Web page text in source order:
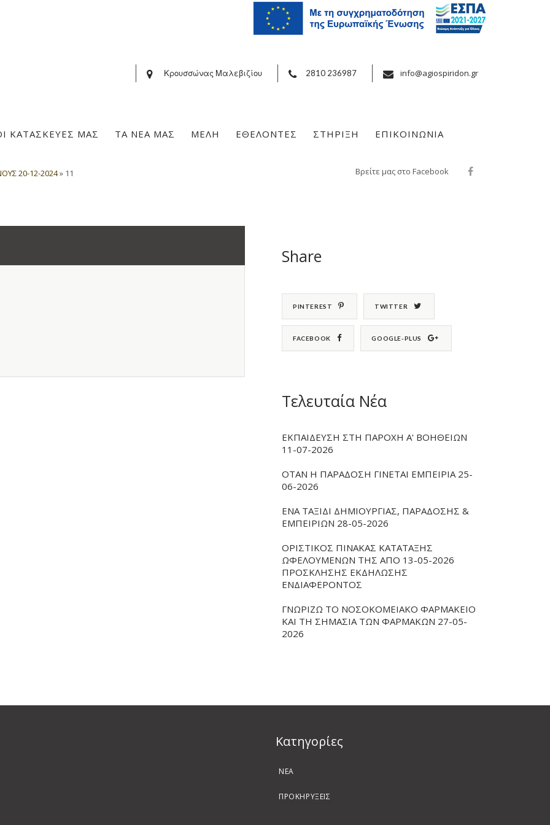
Κρουσσώνας Μαλεβιζίου 2810 236987 info@agiospiridon.gr
ΚΑΤΑΣΚΕΥΕΣ ΜΑΣ ΤΑ ΝΕΑ ΜΑΣ ΜΕΛΗ ΕΘΕΛΟΝΤΕΣ ΣΤΗΡΙΞΗ ΕΠΙΚΟΙΝΩΝΙΑ
20-12-2024» 11 Βρείτε μας στο Facebook
Share
PINTEREST TWITTER
FACEBOOK GOOGLE-PLUS
Τελευταία Νέα
ΕΚΠΑΙΔΕΥΣΗ ΣΤΗ ΠΑΡΟΧΗ Α' ΒΟΗΘΕΙΩΝ
11-07-2026
ΟΤΑΝ Η ΠΑΡΑΔΟΣΗ ΓΙΝΕΤΑΙ ΕΜΠΕΙΡΙΑ 25-
06-2026
ΕΝΑ ΤΑΞΙΔΙ ΔΗΜΙΟΥΡΓΙΑΣ, ΠΑΡΑΔΟΣΗΣ &
ΕΜΠΕΙΡΙΩΝ 28-05-2026
ΟΡΙΣΤΙΚΟΣ ΠΙΝΑΚΑΣ ΚΑΤΑΤΑΞΗΣ
ΩΦΕΛΟΥΜΕΝΩΝ ΤΗΣ ΑΠΟ 13-05-2026
ΠΡΟΣΚΛΗΣΗΣ ΕΚΔΗΛΩΣΗΣ
ΕΝΔΙΑΦΕΡΟΝΤΟΣ
ΓΝΩΡΙΖΩ ΤΟ ΝΟΣΟΚΟΜΕΙΑΚΟ ΦΑΡΜΑΚΕΙΟ
ΚΑΙ ΤΗ ΣΗΜΑΣΙΑ ΤΩΝ ΦΑΡΜΑΚΩΝ 27-05-
2026
Kατηγορίες
ΝΕΑ
ΠΡΟΚΗΡΥΞΕΙΣ